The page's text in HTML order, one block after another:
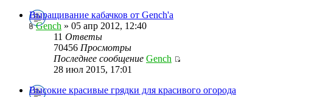
Выращивание кабачков от Gench'а
Gench » 05 апр 2012, 12:40
11 Ответы
70456 Просмотры
Последнее сообщение Gench
28 июл 2015, 17:01
Высокие красивые грядки для красивого огорода